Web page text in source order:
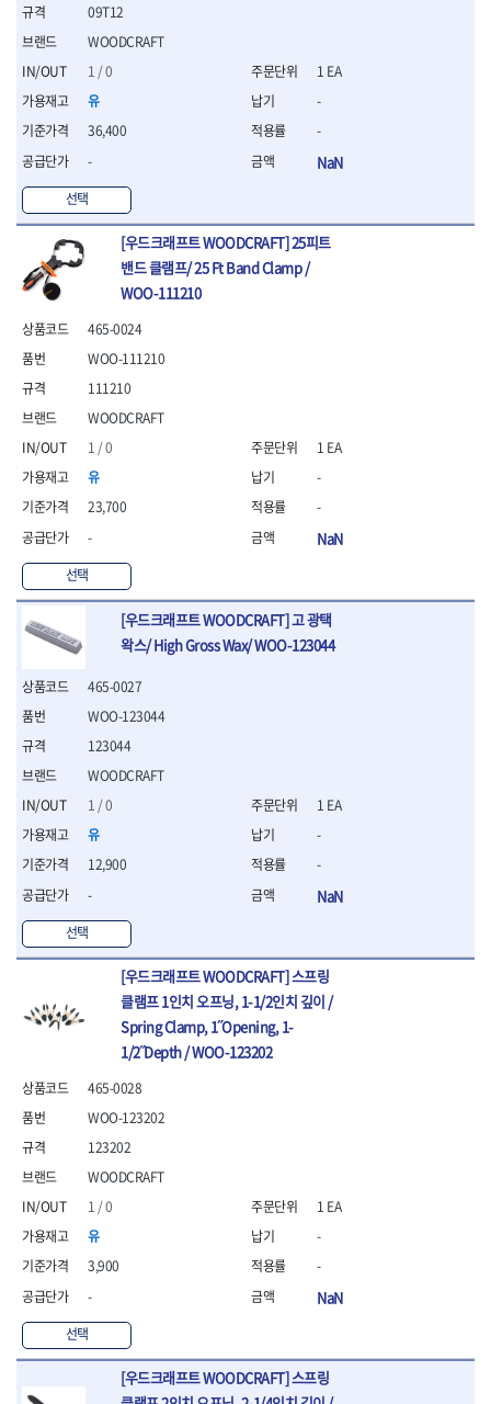
- 조줄
- 철공용줄
- 목공용줄
- 조줄세트
- 줄
공구함.공구집
- 공구함
- 탑체스터
- 플라스틱이동공구함
- 공구가방
기타 작업공구
- 헤라
- 케이스
- 수리키트
- 고정링/링
- 핀
WOODCRAFT
1 / 0
유
36,400
-
선택
09T12
1 EA
-
-
NaN
[우드크래프트 WOODCRAFT] 25피트
밴드 클램프/ 25 Ft Band Clamp /
WOO-111210
465-0024
WOODCRAFT
1 / 0
유
23,700
-
선택
WOO-111210
111210
1 EA
-
-
NaN
[우드크래프트 WOODCRAFT] 고 광택
왁스/ High Gross Wax/ WOO-123044
465-0027
WOODCRAFT
1 / 0
유
12,900
-
선택
WOO-123044
123044
1 EA
-
-
NaN
[우드크래프트 WOODCRAFT] 스프링
클램프 1인치 오프닝, 1-1/2인치 깊이 /
Spring Clamp, 1˝Opening, 1-
1/2˝Depth / WOO-123202
465-0028
WOODCRAFT
1 / 0
유
3,900
-
선택
WOO-123202
123202
1 EA
-
-
NaN
[우드크래프트 WOODCRAFT] 스프링